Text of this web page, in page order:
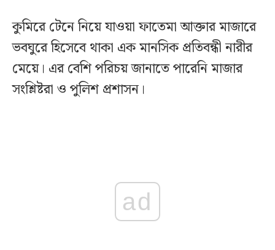
কুমিরে টেনে নিয়ে যাওয়া ফাতেমা আক্তার মাজারে
ভবঘুরে হিসেবে থাকা এক মানসিক প্রতিবন্ধী নারীর
মেয়ে। এর বেশি পরিচয় জানাতে পারেনি মাজার
সংশ্লিষ্টরা ও পুলিশ প্রশাসন।
ad